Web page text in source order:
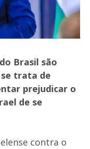
Brasil são
trata de
prejudicar o
de se
contra o